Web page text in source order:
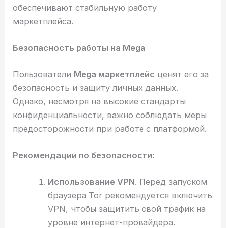
обеспечивают стабильную работу
маркетплейса.
Безопасность работы на Mega
Пользователи Mega маркетплейс ценят его за
безопасность и защиту личных данных.
Однако, несмотря на высокие стандарты
конфиденциальности, важно соблюдать меры
предосторожности при работе с платформой.
Рекомендации по безопасности:
Использование VPN. Перед запуском
браузера Tor рекомендуется включить
VPN, чтобы защитить свой трафик на
уровне интернет-провайдера.